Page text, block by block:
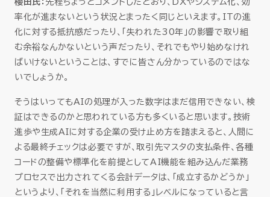
櫻田氏： 先程ちょっとコメントしたとおり、DXやシステム化、効
率化が進まないという状況とまったく同じといえます。ITの進
化に対する抵抗感だったり、「失われた30年」の影響で取り組
む余裕なんかないという声だったり、それでもやり始めなけれ
ばいけないということは、すでに皆さん分かっているのではな
いでしょうか。
そうはいってもAIの処理が入った数字はまだ信用できない、検
証はできるのかと思われている方も多くいると思います。技術
進歩や生成AIに対する企業の受け止め方を踏まえると、人間に
よる最終チェックは必要ですが、取引先マスタの支払条件、各種
コードの整備や標準化を前提としてAI機能を組み込んだ業務
プロセスで出力されてくる会計データは、「成立するかどうか」
というより、「それを当然に利用する」レベルになっていると言